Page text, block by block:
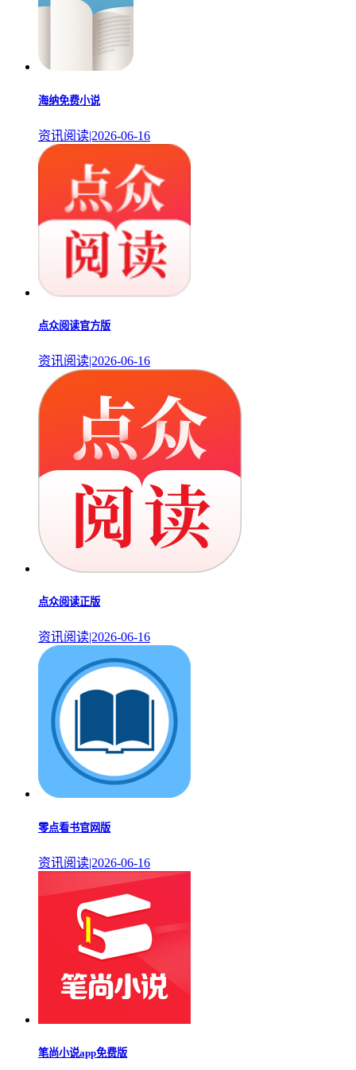
海纳免费小说
资讯阅读|2026-06-16
点众阅读官方版
资讯阅读|2026-06-16
点众阅读正版
资讯阅读|2026-06-16
零点看书官网版
资讯阅读|2026-06-16
笔尚小说app免费版